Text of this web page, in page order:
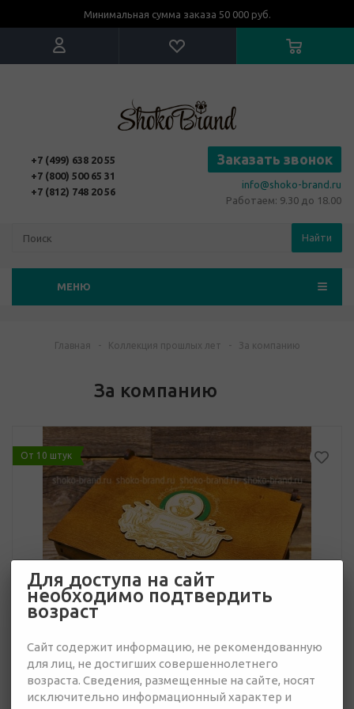
Минимальная сумма заказа 50 000 руб.
+7 (499) 638 20 55
+7 (800) 500 65 31
+7 (812) 748 20 56
Заказать звонок
info@shoko-brand.ru
Работаем: 9.30 до 18.00
Найти
МЕНЮ
Главная - Коллекция прошлых лет - За компанию
За компанию
От 10 штук
Для доступа на сайт
необходимо подтвердить
возраст
Сайт содержит информацию, не рекомендованную
для лиц, не достигших совершеннолетнего
возраста. Сведения, размещенные на сайте, носят
исключительно информационный характер и